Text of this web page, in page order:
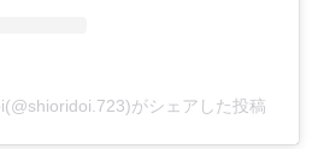
がシェアした投稿